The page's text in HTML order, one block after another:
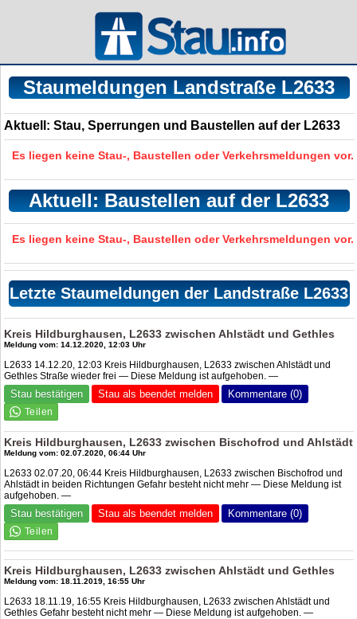
Staumeldungen Landstraße L2633
Aktuell: Stau, Sperrungen und Baustellen auf der L2633
Es liegen keine Stau-, Baustellen oder Verkehrsmeldungen vor.
Aktuell: Baustellen auf der L2633
Es liegen keine Stau-, Baustellen oder Verkehrsmeldungen vor.
Letzte Staumeldungen der Landstraße L2633
Kreis Hildburghausen, L2633 zwischen Ahlstädt und Gethles
Meldung vom: 14.12.2020, 12:03 Uhr
L2633 14.12.20, 12:03 Kreis Hildburghausen, L2633 zwischen Ahlstädt und
Gethles Straße wieder frei — Diese Meldung ist aufgehoben. —
Stau bestätigen Stau als beendet melden Kommentare (0)
Kreis Hildburghausen, L2633 zwischen Bischofrod und Ahlstädt
Meldung vom: 02.07.2020, 06:44 Uhr
L2633 02.07.20, 06:44 Kreis Hildburghausen, L2633 zwischen Bischofrod und
Ahlstädt in beiden Richtungen Gefahr besteht nicht mehr — Diese Meldung ist
aufgehoben. —
Stau bestätigen Stau als beendet melden Kommentare (0)
Kreis Hildburghausen, L2633 zwischen Ahlstädt und Gethles
Meldung vom: 18.11.2019, 16:55 Uhr
L2633 18.11.19, 16:55 Kreis Hildburghausen, L2633 zwischen Ahlstädt und
Gethles Gefahr besteht nicht mehr — Diese Meldung ist aufgehoben. —